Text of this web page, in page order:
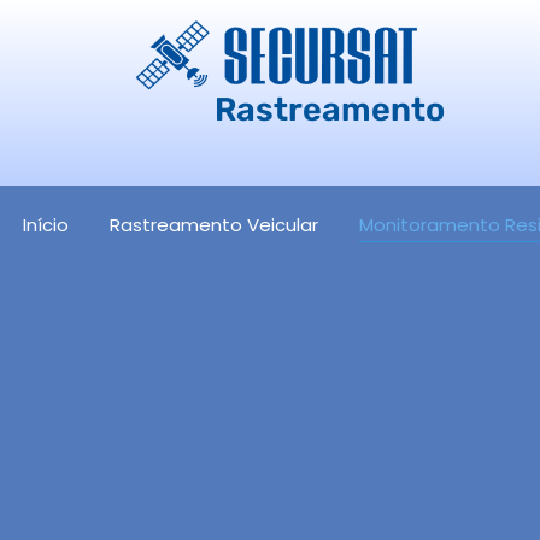
Rastreamento
Início Rastreamento Veicular Monitoramento